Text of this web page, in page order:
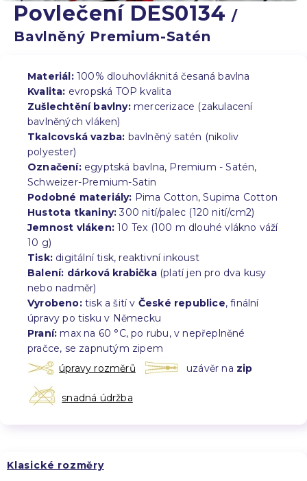
Povlečení DES0134/
Bavlněný Premium-Satén
Materiál:100% dlouhovláknitá česaná bavlna
Kvalita: evropská TOP kvalita
Zušlechtění bavlny:mercerizace (zakulacení
bavlněných vláken)
Tkalcovská vazba: bavlněný satén (nikoliv
polyester)
Označení:egyptská bavlna, Premium - Satén,
Schweizer-Premium-Satin
Podobné materiály: Pima Cotton, Supima Cotton
Hustota tkaniny:300 nití/palec (120 nití/cm2)
Jemnost vláken: 10 Tex (100 m dlouhé vlákno váží
10 g)
Tisk: digitální tisk, reaktivní inkoust
Balení: dárková krabička(platí jen pro dva kusy
nebo nadměr)
Vyrobeno:tisk a šití v České republice, finální
úpravy po tisku v Německu
Praní: max na 60 °C, po rubu, v nepřeplněné
pračce, se zapnutým zipem
úpravy rozměrů
uzávěr na zip
snadná údržba
Klasické rozměry